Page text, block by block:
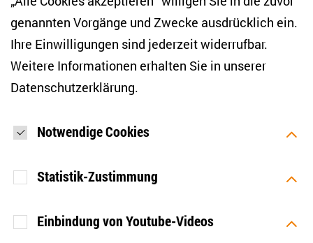
werden. Ich bin zudem damit einverstanden, dass meine
Interaktionen mit den Newslettern gemessen werden (z. B.
Öffnung der E-Mail, angeklickte Links), sodass das ZOiS den
Newsletter optimieren und weiterhin möglichst relevante
mit Wirkung für die Zukunft widerrufen (Abmeldelink in jeder
von HTML-Inhalten in Ihrem E-Mail-Programm
standardmäßig deaktivieren. Weitere Hinweise zum
genannten Vorgänge und Zwecke ausdrücklich ein.
Ihre Einwilligungen sind jederzeit widerrufbar.
Weitere Informationen erhalten Sie in unserer
Datenschutzerklärung.
Notwendige Cookies
Statistik-Zustimmung
Einbindung von Youtube-Videos